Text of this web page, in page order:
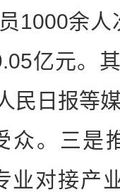
1000余
亿元。
民日报等
众。三是
业对接产